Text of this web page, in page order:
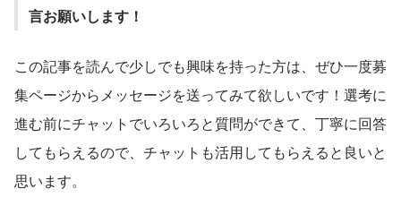
言お願いします！
この記事を読んで少しでも興味を持った方は、ぜひ一度募
集ページからメッセージを送ってみて欲しいです！選考に
進む前にチャットでいろいろと質問ができて、丁寧に回答
してもらえるので、チャットも活用してもらえると良いと
思います。